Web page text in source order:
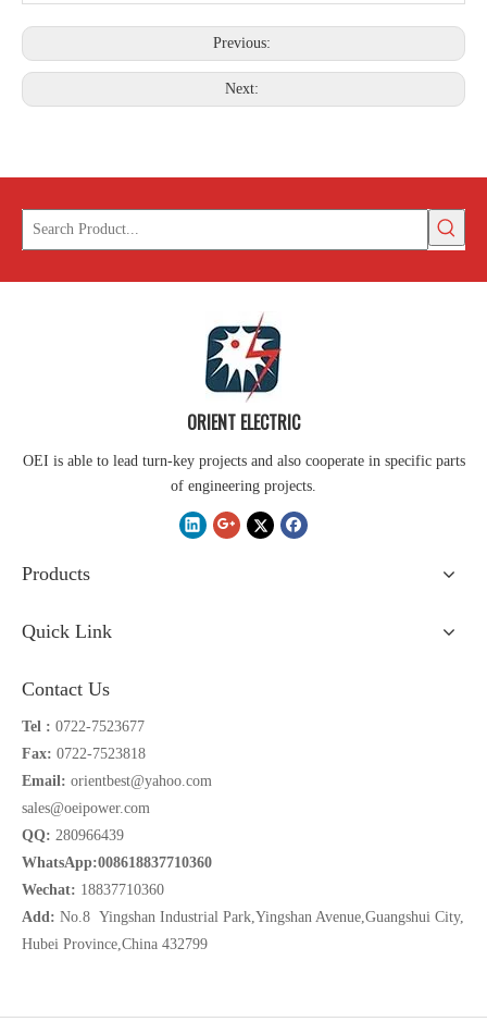
Previous:
Next:
ORIENT ELECTRIC
OEI is able to lead turn-key projects and also cooperate in specific parts
of engineering projects.
Products
Quick Link
Contact Us
Tel : 0722-7523677
Fax: 0722-7523818
Email: orientbest@yahoo.com
sales@oeipower.com
QQ: 280966439
WhatsApp:008618837710360
Wechat: 18837710360
Add: No.8 Yingshan Industrial Park,Yingshan Avenue,Guangshui City,
Hubei Province,China 432799